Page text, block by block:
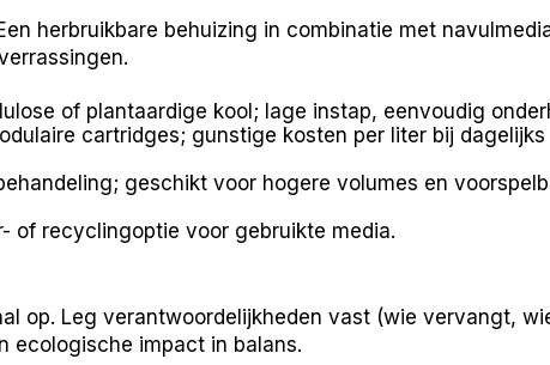
herbruikbare behuizing in combinatie met
of plantaardige kool; lage instap, eenvoudig
cartridges; gunstige kosten per liter bij dagelijks
geschikt voor hogere volumes en
of recyclingoptie voor gebruikte media.
op. Leg verantwoordelijkheden vast (wie vervangt,
ecologische impact in balans.